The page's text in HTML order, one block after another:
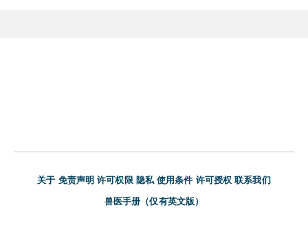
关于 免责声明 许可权限 隐私 使用条件 许可授权 联系我们
兽医手册（仅有英文版）